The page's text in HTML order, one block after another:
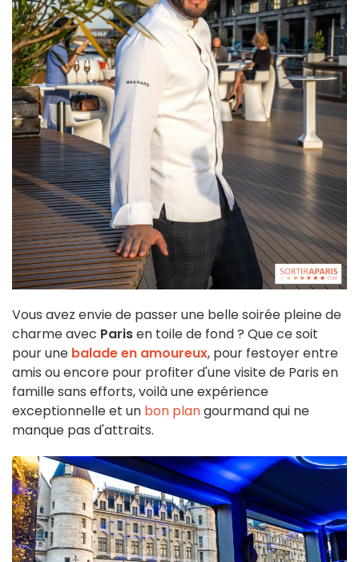
Vous avez envie de passer une belle soirée pleine de
charme avec Parisen toile de fond ? Que ce soit
pour une balade en amoureux, pour festoyer entre
amis ou encore pour profiter d'une visite de Paris en
famille sans efforts, voilà une expérience
exceptionnelle et un bon plangourmand qui ne
manque pas d'attraits.